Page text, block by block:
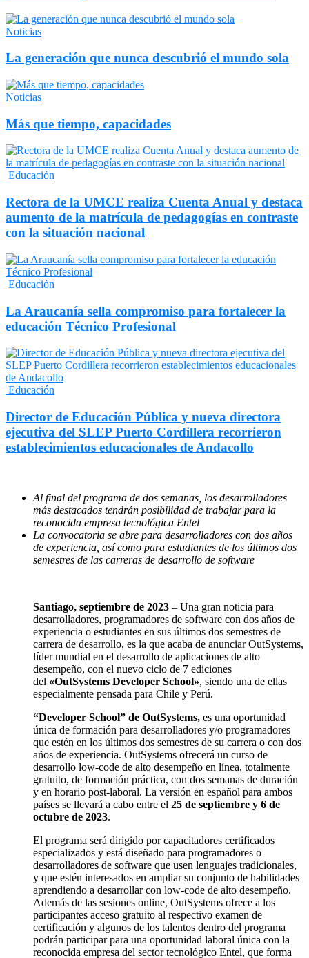
Noticias
La generación que nunca descubrió el mundo sola
Noticias
Más que tiempo, capacidades
Educación
Rectora de la UMCE realiza Cuenta Anual y destaca
aumento de la matrícula de pedagogías en contraste
con la situación nacional
Educación
La Araucanía sella compromiso para fortalecer la
educación Técnico Profesional
Educación
Director de Educación Pública y nueva directora
ejecutiva del SLEP Puerto Cordillera recorrieron
establecimientos educacionales de Andacollo
Al final del programa de dos semanas, los desarrolladores
más destacados tendrán posibilidad de trabajar para la
reconocida empresa tecnológica Entel
La convocatoria se abre para desarrolladores con dos años
de experiencia, así como para estudiantes de los últimos dos
semestres de las carreras de desarrollo de software
Santiago, septiembre de 2023 – Una gran noticia para
desarrolladores, programadores de software con dos años de
experiencia o estudiantes en sus últimos dos semestres de
carrera de desarrollo, es la que acaba de anunciar OutSystems,
líder mundial en el desarrollo de aplicaciones de alto
desempeño, con el nuevo ciclo de 7 ediciones
del «OutSystems Developer School», siendo una de ellas
especialmente pensada para Chile y Perú.
“Developer School” de OutSystems, es una oportunidad
única de formación para desarrolladores y/o programadores
que estén en los últimos dos semestres de su carrera o con dos
años de experiencia. OutSystems ofrecerá un curso de
desarrollo low-code de alto desempeño en línea, totalmente
gratuito, de formación práctica, con dos semanas de duración
y en horario post-laboral. La versión en español para ambos
países se llevará a cabo entre el 25 de septiembre y 6 de
octubre de 2023.
El programa será dirigido por capacitadores certificados
especializados y está diseñado para programadores o
desarrolladores de software que usen lenguajes tradicionales,
y que estén interesados en ampliar su conjunto de habilidades
aprendiendo a desarrollar con low-code de alto desempeño.
Además de las sesiones online, OutSystems ofrece a los
participantes acceso gratuito al respectivo examen de
certificación y algunos de los talentos dentro del programa
podrán participar para una oportunidad laboral única con la
reconocida empresa del sector tecnológico Entel, que forma